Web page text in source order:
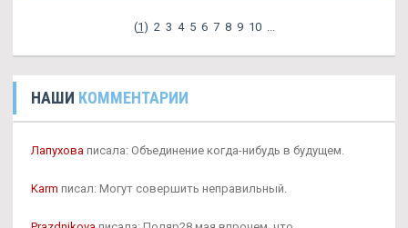
(1) 2 3 4 5 6 7 8 9 10
НАШИ КОММЕНТАРИИ
Лапухова писала: Объединение когда-нибудь в будущем.
Karm писал: Могут совершить неправильный.